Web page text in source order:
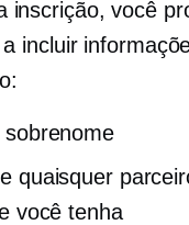
inscrição, você
incluir
quaisquer
você tenha